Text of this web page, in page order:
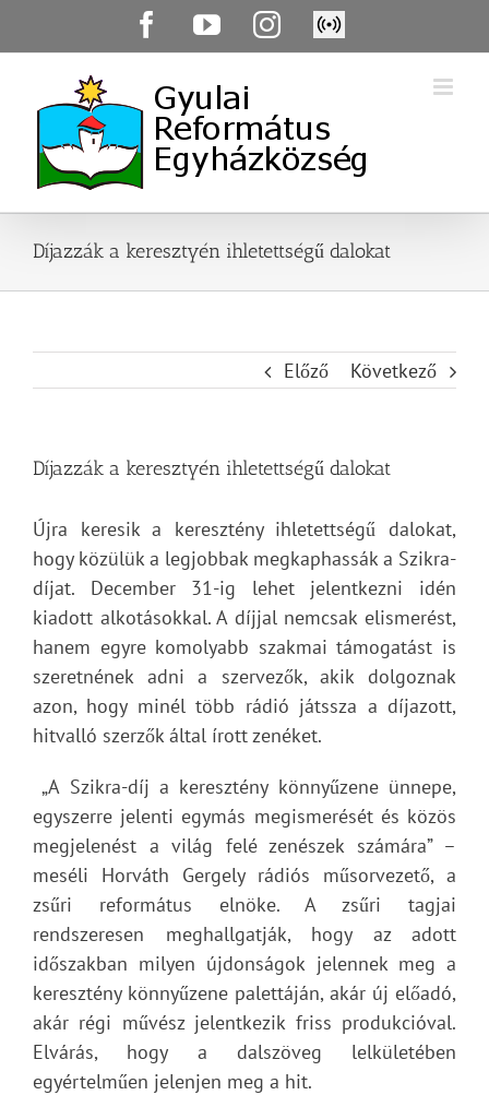
FacebookYouTubeInstagram
Élő
közvetítés
Díjazzák a keresztyén ihletettségű dalokat
Előző Következő
Díjazzák a keresztyén ihletettségű dalokat
Újra keresik a keresztény ihletettségű dalokat,
hogy közülük a legjobbak megkaphassák a Szikra-
díjat. December 31-ig lehet jelentkezni idén
kiadott alkotásokkal. A díjjal nemcsak elismerést,
hanem egyre komolyabb szakmai támogatást is
szeretnének adni a szervezők, akik dolgoznak
azon, hogy minél több rádió játssza a díjazott,
hitvalló szerzők által írott zenéket.
„A Szikra-díj a keresztény könnyűzene ünnepe,
egyszerre jelenti egymás megismerését és közös
megjelenést a világ felé zenészek számára” –
meséli Horváth Gergely rádiós műsorvezető, a
zsűri református elnöke. A zsűri tagjai
rendszeresen meghallgatják, hogy az adott
időszakban milyen újdonságok jelennek meg a
keresztény könnyűzene palettáján, akár új előadó,
akár régi művész jelentkezik friss produkcióval.
Elvárás, hogy a dalszöveg lelkületében
egyértelműen jelenjen meg a hit.